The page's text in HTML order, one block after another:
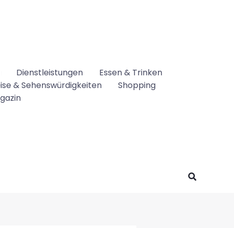
Dienstleistungen
Essen & Trinken
& Sehenswürdigkeiten
Shopping
Suchen